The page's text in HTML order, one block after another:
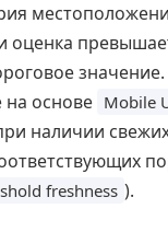
оценка
значение.
основе Mobile
наличии
freshness ).